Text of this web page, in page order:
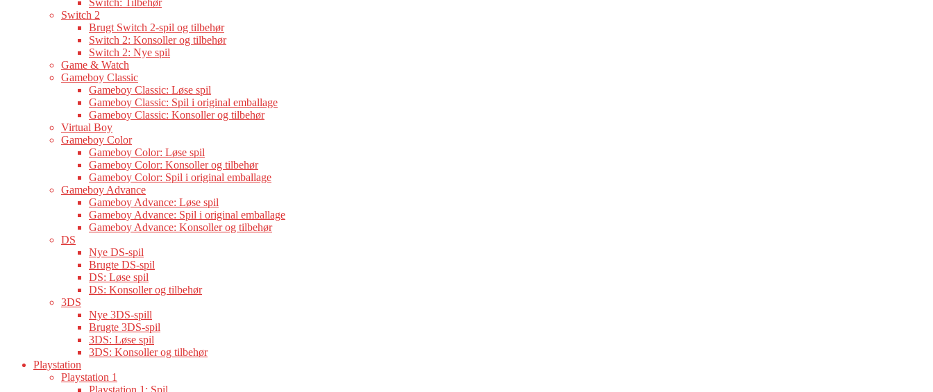
Switch: Tilbehør
Switch 2
Brugt Switch 2-spil og tilbehør
Switch 2: Konsoller og tilbehør
Switch 2: Nye spil
Game & Watch
Gameboy Classic
Gameboy Classic: Løse spil
Gameboy Classic: Spil i original emballage
Gameboy Classic: Konsoller og tilbehør
Virtual Boy
Gameboy Color
Gameboy Color: Løse spil
Gameboy Color: Konsoller og tilbehør
Gameboy Color: Spil i original emballage
Gameboy Advance
Gameboy Advance: Løse spil
Gameboy Advance: Spil i original emballage
Gameboy Advance: Konsoller og tilbehør
DS
Nye DS-spil
Brugte DS-spil
DS: Løse spil
DS: Konsoller og tilbehør
3DS
Nye 3DS-spill
Brugte 3DS-spil
3DS: Løse spil
3DS: Konsoller og tilbehør
Playstation
Playstation 1